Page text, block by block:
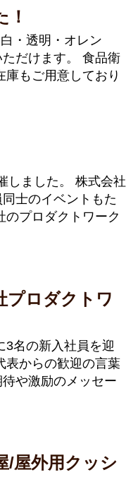
・透明・オレン
だけます。 食品衛
もご用意しており
しました。 株式会社
士のイベントもた
のプロダクトワーク
プロダクトワ
3名の新入社員を迎
表からの歓迎の言葉
や激励のメッセー
/屋外用クッシ